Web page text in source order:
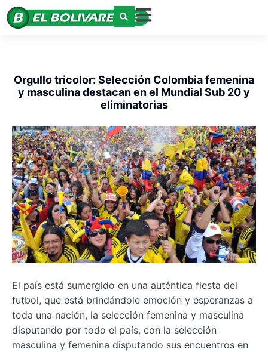
Orgullo tricolor: Selección Colombia femenina
y masculina destacan en el Mundial Sub 20 y
eliminatorias
El país está sumergido en una auténtica fiesta del
futbol, que está brindándole emoción y esperanzas a
toda una nación, la selección femenina y masculina
disputando por todo el país, con la selección
masculina y femenina disputando sus encuentros en